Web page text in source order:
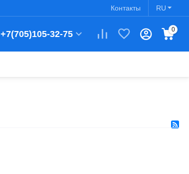
RU
Контакты
+7(705)105-32-75 0